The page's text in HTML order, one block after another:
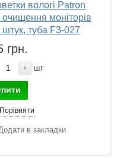
вологі Patron
очищення моніторів
штук, туба F3-027
грн.
+ шт
Порівняти
в закладки